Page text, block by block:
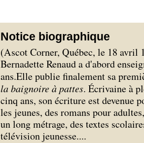
Notice biographique
(Ascot Corner, Québec, le 18 avril
Bernadette Renaud a d'abord
ans.Elle publie finalement sa
la baignoire à pattes. Écrivaine à
cinq ans, son écriture est devenue
les jeunes, des romans pour
un long métrage, des textes
télévision jeunesse....